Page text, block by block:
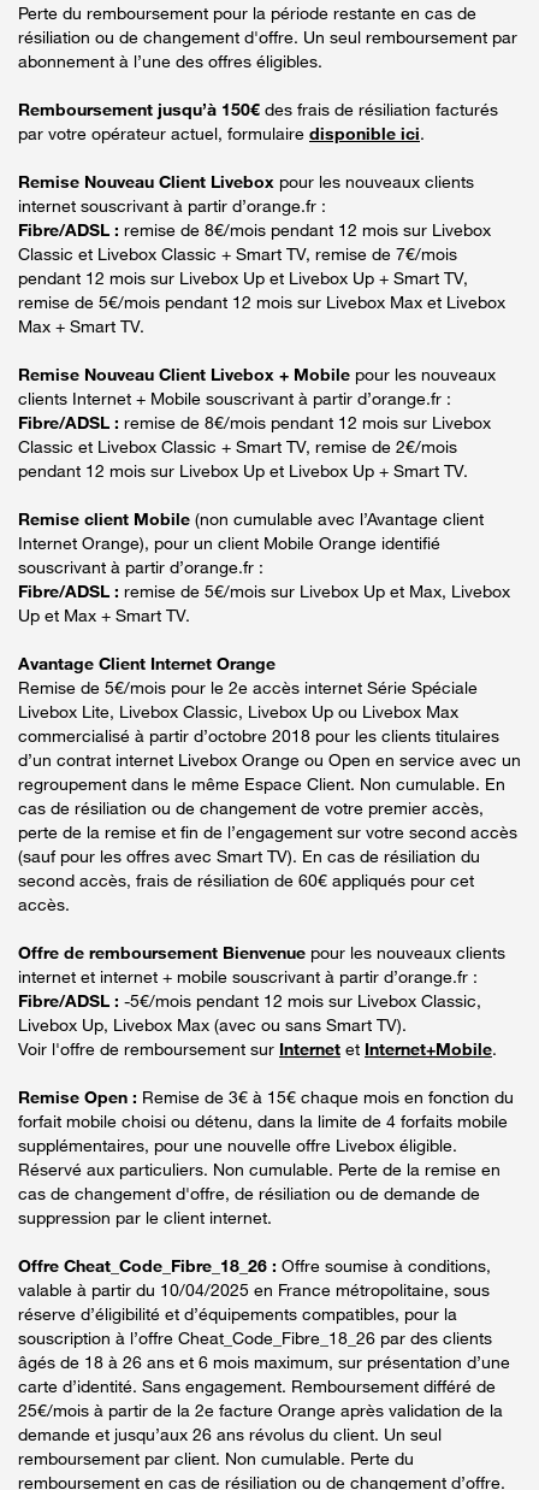
Perte du remboursement pour la période restante en cas de
résiliation ou de changement d'offre. Un seul remboursement par
abonnement à l’une des offres éligibles.
Remboursement jusqu’à 150€ des frais de résiliation facturés
par votre opérateur actuel, formulaire disponible ici.
Remise Nouveau Client Livebox pour les nouveaux clients
internet souscrivant à partir d’orange.fr :
Fibre/ADSL : remise de 8€/mois pendant 12 mois sur Livebox
Classic et Livebox Classic + Smart TV, remise de 7€/mois
pendant 12 mois sur Livebox Up et Livebox Up + Smart TV,
remise de 5€/mois pendant 12 mois sur Livebox Max et Livebox
Max + Smart TV.
Remise Nouveau Client Livebox + Mobile pour les nouveaux
clients Internet + Mobile souscrivant à partir d’orange.fr :
Fibre/ADSL : remise de 8€/mois pendant 12 mois sur Livebox
Classic et Livebox Classic + Smart TV, remise de 2€/mois
pendant 12 mois sur Livebox Up et Livebox Up + Smart TV.
Remise client Mobile (non cumulable avec l’Avantage client
Internet Orange), pour un client Mobile Orange identifié
souscrivant à partir d’orange.fr :
Fibre/ADSL : remise de 5€/mois sur Livebox Up et Max, Livebox
Up et Max + Smart TV.
Avantage Client Internet Orange
Remise de 5€/mois pour le 2e accès internet Série Spéciale
Livebox Lite, Livebox Classic, Livebox Up ou Livebox Max
commercialisé à partir d’octobre 2018 pour les clients titulaires
d’un contrat internet Livebox Orange ou Open en service avec un
regroupement dans le même Espace Client. Non cumulable. En
cas de résiliation ou de changement de votre premier accès,
perte de la remise et fin de l’engagement sur votre second accès
(sauf pour les offres avec Smart TV). En cas de résiliation du
second accès, frais de résiliation de 60€ appliqués pour cet
accès.
Offre de remboursement Bienvenue pour les nouveaux clients
internet et internet + mobile souscrivant à partir d’orange.fr :
Fibre/ADSL : -5€/mois pendant 12 mois sur Livebox Classic,
Livebox Up, Livebox Max (avec ou sans Smart TV).
Voir l'offre de remboursement sur Internet et Internet+Mobile.
Remise Open : Remise de 3€ à 15€ chaque mois en fonction du
forfait mobile choisi ou détenu, dans la limite de 4 forfaits mobile
supplémentaires, pour une nouvelle offre Livebox éligible.
Réservé aux particuliers. Non cumulable. Perte de la remise en
cas de changement d'offre, de résiliation ou de demande de
suppression par le client internet.
Offre Cheat_Code_Fibre_18_26 : Offre soumise à conditions,
valable à partir du 10/04/2025 en France métropolitaine, sous
réserve d’éligibilité et d’équipements compatibles, pour la
souscription à l’offre Cheat_Code_Fibre_18_26 par des clients
âgés de 18 à 26 ans et 6 mois maximum, sur présentation d’une
carte d’identité. Sans engagement. Remboursement différé de
25€/mois à partir de la 2e facture Orange après validation de la
demande et jusqu’aux 26 ans révolus du client. Un seul
remboursement par client. Non cumulable. Perte du
remboursement en cas de résiliation ou de changement d’offre.